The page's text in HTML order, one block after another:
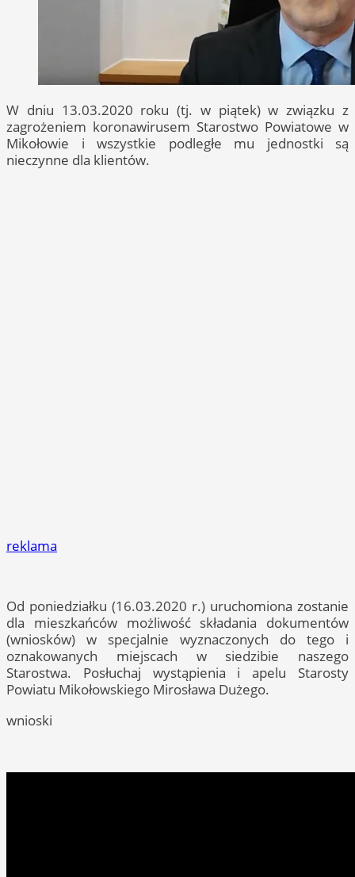
W dniu 13.03.2020 roku (tj. w piątek) w związku z
zagrożeniem koronawirusem Starostwo Powiatowe w
Mikołowie i wszystkie podległe mu jednostki są
nieczynne dla klientów.
reklama
Od poniedziałku (16.03.2020 r.) uruchomiona zostanie
dla mieszkańców możliwość składania dokumentów
(wniosków) w specjalnie wyznaczonych do tego i
oznakowanych miejscach w siedzibie naszego
Starostwa. Posłuchaj wystąpienia i apelu Starosty
Powiatu Mikołowskiego Mirosława Dużego.
wnioski